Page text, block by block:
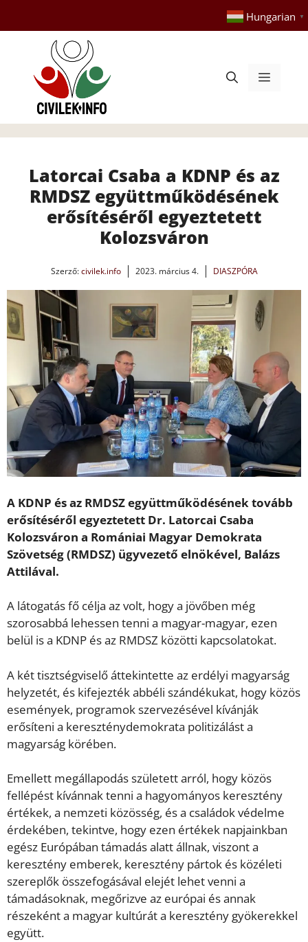
tartalomba
Hungarian ▼
Menü
Latorcai Csaba a KDNP és az
RMDSZ együttműködésének
erősítéséről egyeztetett
Kolozsváron
Szerző:civilek.info 2023. március 4. DIASZPÓRA
A KDNP és az RMDSZ együttműködésének tovább
erősítéséről egyeztetett Dr. Latorcai Csaba
Kolozsváron a Romániai Magyar Demokrata
Szövetség (RMDSZ) ügyvezető elnökével, Balázs
Attilával.
A látogatás fő célja az volt, hogy a jövőben még
szorosabbá lehessen tenni a magyar-magyar, ezen
belül is a KDNP és az RMDSZ közötti kapcsolatokat.
A két tisztségviselő áttekintette az erdélyi magyarság
helyzetét, és kifejezték abbéli szándékukat, hogy közös
események, programok szervezésével kívánják
erősíteni a kereszténydemokrata politizálást a
magyarság körében.
Emellett megállapodás született arról, hogy közös
fellépést kívánnak tenni a hagyományos keresztény
értékek, a nemzeti közösség, és a családok védelme
érdekében, tekintve, hogy ezen értékek napjainkban
egész Európában támadás alatt állnak, viszont a
keresztény emberek, keresztény pártok és közéleti
szereplők összefogásával elejét lehet venni a
támadásoknak, megőrizve az európai és annak
részeként a magyar kultúrát a keresztény gyökerekkel
együtt.